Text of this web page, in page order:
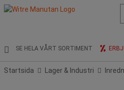
SE HELA VÅRT SORTIMENT
Startsida Lager & Industri